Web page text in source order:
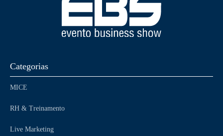
Categorias
MICE
RH & Treinamento
Live Marketing